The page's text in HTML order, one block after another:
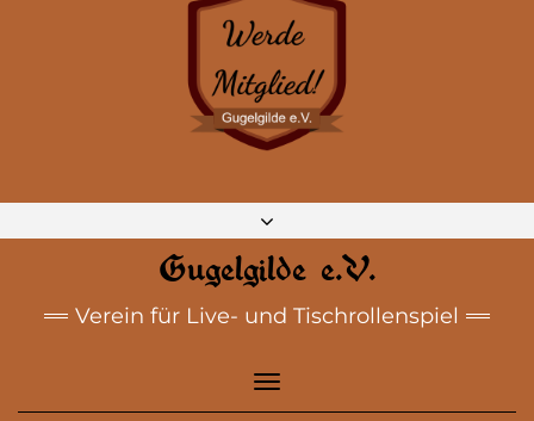
DISCORD
MASTODON
BLUESKY
INSTAGRAM
FACEBOOK
E-MAIL
Gugelgilde e.V.
Verein für Live- und Tischrollenspiel
Toggle
Navigation